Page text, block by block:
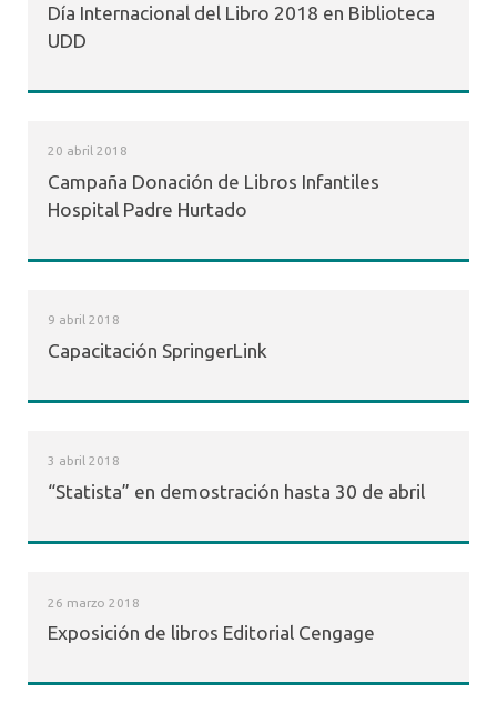
Día Internacional del Libro 2018 en Biblioteca
UDD
20 abril 2018
Campaña Donación de Libros Infantiles
Hospital Padre Hurtado
9 abril 2018
Capacitación SpringerLink
3 abril 2018
“Statista” en demostración hasta 30 de abril
26 marzo 2018
Exposición de libros Editorial Cengage